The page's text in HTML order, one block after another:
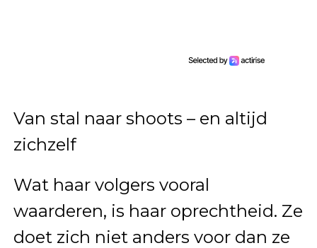
Van stal naar shoots – en altijd
zichzelf
Wat haar volgers vooral
waarderen, is haar oprechtheid. Ze
doet zich niet anders voor dan ze